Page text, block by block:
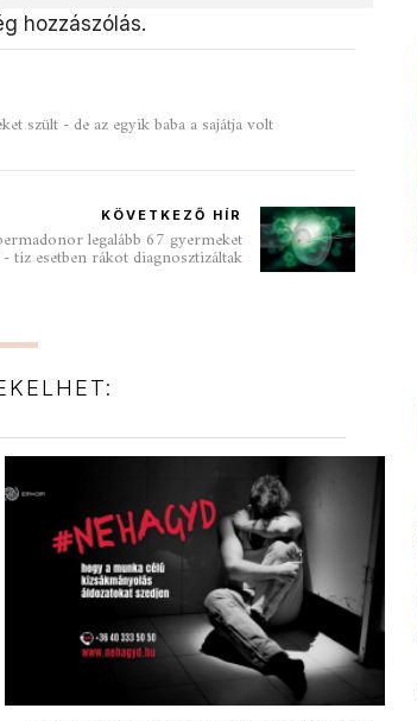
hozzászólás.
szült - de az egyik baba a sajátja volt
KÖVETKEZŐ HÍR
legalább 67 gyermeket
tíz esetben rákot diagnosztizáltak